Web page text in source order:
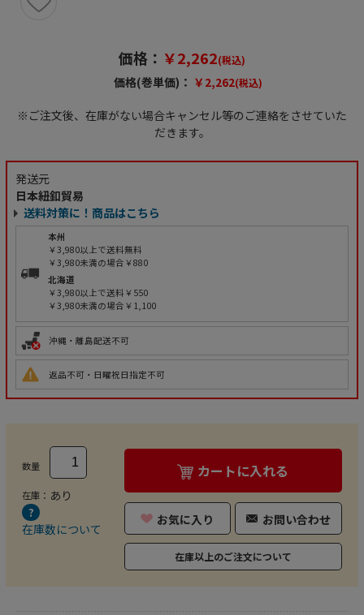
価格： ￥2,262(税込)
価格(巻単価)： ￥2,262(税込)
※ご注文後、在庫がない場合キャンセル等のご連絡をさせていた
だきます。
発送元
日本紐釦貿易
送料対策に！商品はこちら
本州
￥3,980以上で送料無料
￥3,980未満の場合￥880
北海道
￥3,980以上で送料￥550
￥3,980未満の場合￥1,100
沖縄・離島配送不可
返品不可・日曜祝日指定不可
数量
在庫： あり
在庫数について
カートに入れる
お気に入り お問い合わせ
在庫以上のご注文について